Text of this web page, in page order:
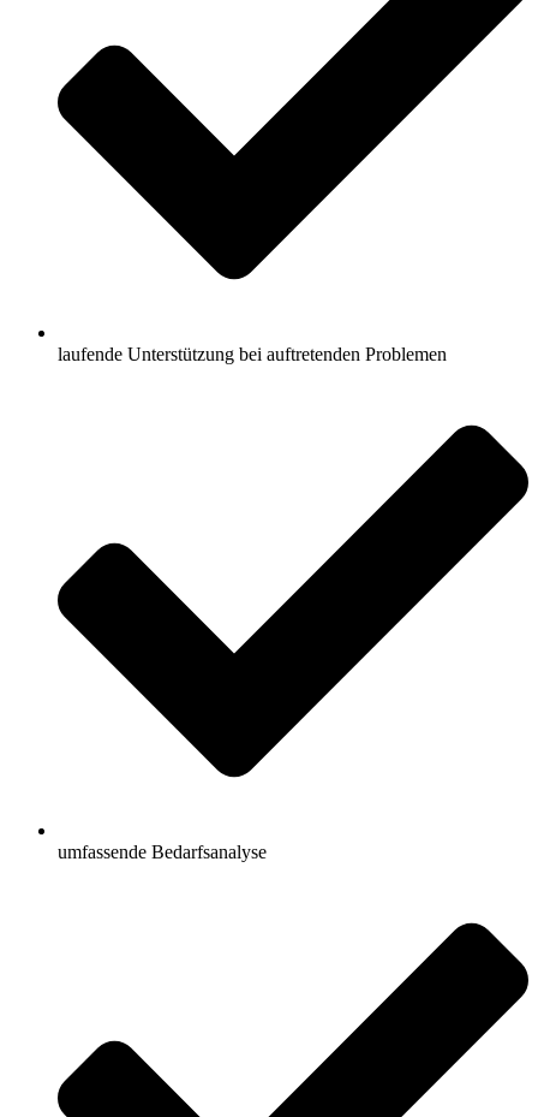
laufende Unterstützung bei auftretenden Problemen
umfassende Bedarfsanalyse